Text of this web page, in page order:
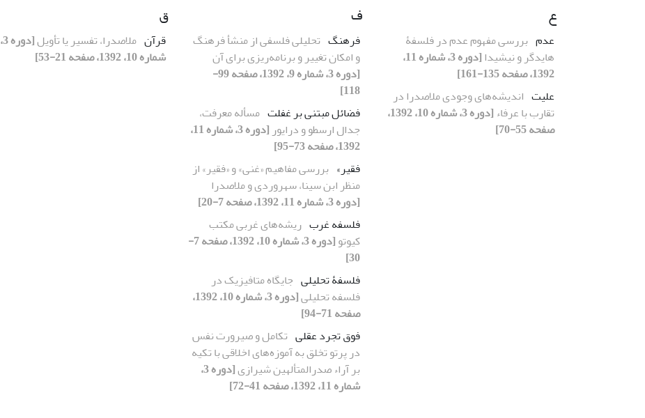
ع
عدم بررسی مفهوم عدم در فلسفۀ
هایدگر و نیشیدا
[دوره 3، شماره 11،
1392، صفحه 135-161]
علیت اندیشه‌های وجودی ملاصدرا در
تقارب با عرفاء
[دوره 3، شماره 10، 1392،
صفحه 55-70]
ف
فرهنگ تحلیلی فلسفی از منشأ فرهنگ
و امکان تغییر و برنامه‌ریزی برای آن
[دوره 3، شماره 9، 1392، صفحه 99-
118]
فضائل مبتنی بر غفلت مسأله معرفت،
جدال ارسطو و درایور
[دوره 3، شماره 11،
1392، صفحه 73-95]
فقیر» بررسی مفاهیم «غنی» و «فقیر» از
منظر ابن سینا، سهروردی و ملاصدرا
[دوره 3، شماره 11، 1392، صفحه 7-20]
فلسفه غرب ریشه‌های غربی مکتب
کیوتو
[دوره 3، شماره 10، 1392، صفحه 7-
30]
فلسفۀ تحلیلی جایگاه متافیزیک در
فلسفه تحلیلی
[دوره 3، شماره 10، 1392،
صفحه 71-94]
فوق تجرد عقلی تکامل و صیرورت نفس
در پرتو تخلق به آموزه‌های اخلاقی با تکیه
بر آراء صدرالمتألهین شیرازی
[دوره 3،
شماره 11، 1392، صفحه 41-72]
ق
قرآن ملاصدرا، تفسیر یا تأویل
[دوره 3،
شماره 10، 1392، صفحه 21-53]